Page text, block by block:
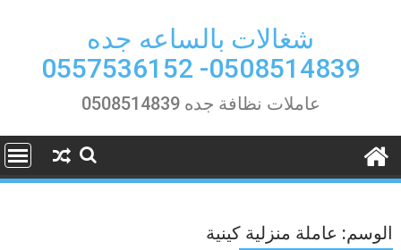
شغالات بالساعه جده
0508514839- 0557536152
عاملات نظافة جده 0508514839
الوسم: عاملة منزلية كينية